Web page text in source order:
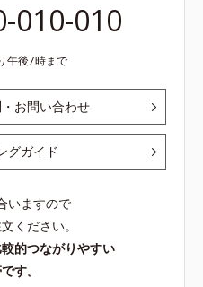
010-010
午後7時まで
お問い合わせ
グガイド
いますので
ください。
的つながりやすい
す。